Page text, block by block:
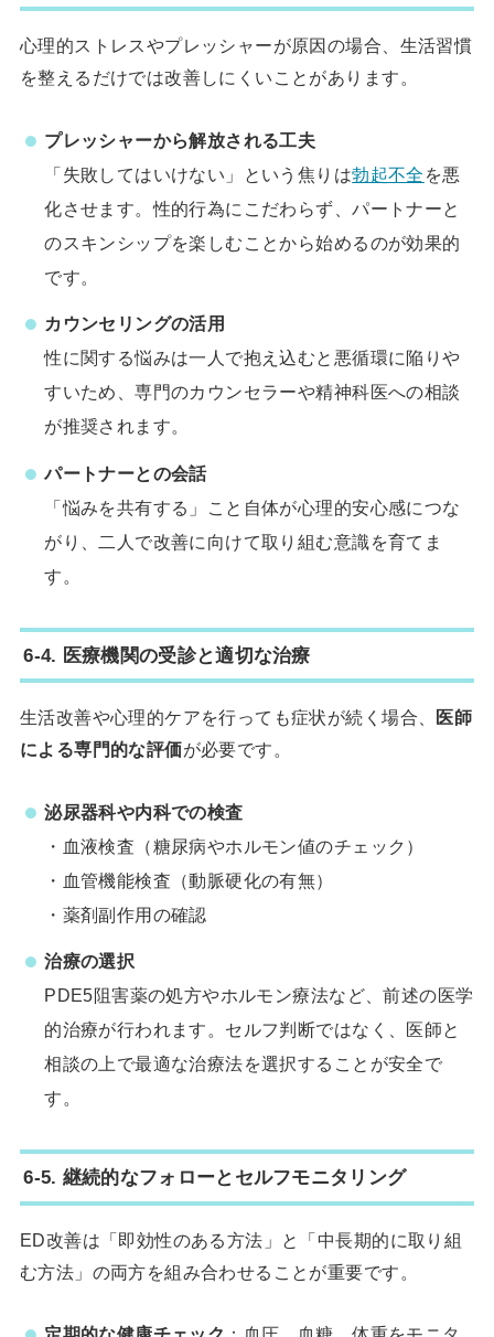
心理的ストレスやプレッシャーが原因の場合、生活習慣
を整えるだけでは改善しにくいことがあります。
プレッシャーから解放される工夫
「失敗してはいけない」という焦りは勃起不全 を悪
化させます。性的行為にこだわらず、パートナーと
のスキンシップを楽しむことから始めるのが効果的
です。
カウンセリングの活用
性に関する悩みは一人で抱え込むと悪循環に陥りや
すいため、専門のカウンセラーや精神科医への相談
が推奨されます。
パートナーとの会話
「悩みを共有する」こと自体が心理的安心感につな
がり、二人で改善に向けて取り組む意識を育てま
す。
6-4. 医療機関の受診と適切な治療
生活改善や心理的ケアを行っても症状が続く場合、
医師
による専門的な評価が必要です。
泌尿器科や内科での検査
・血液検査（糖尿病やホルモン値のチェック）
・血管機能検査（動脈硬化の有無）
・薬剤副作用の確認
治療の選択
PDE5阻害薬の処方やホルモン療法など、前述の医学
的治療が行われます。セルフ判断ではなく、医師と
相談の上で最適な治療法を選択することが安全で
す。
6-5. 継続的なフォローとセルフモニタリング
ED改善は「即効性のある方法」と「中長期的に取り組
む方法」の両方を組み合わせることが重要です。